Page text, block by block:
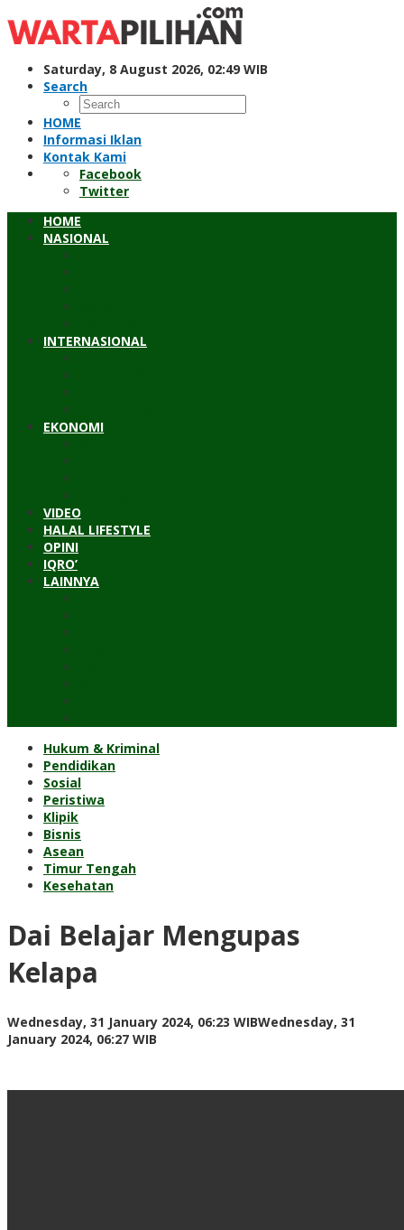
to
content
Saturday, 8 August 2026, 02:49 WIB
Search
HOME
Informasi Iklan
Kontak Kami
Facebook
Twitter
HOME
NASIONAL
INTERNASIONAL
EKONOMI
VIDEO
HALAL LIFESTYLE
OPINI
IQRO’
LAINNYA
Hukum & Kriminal
Pendidikan
Sosial
Peristiwa
Klipik
Bisnis
Asean
Timur Tengah
Kesehatan
Dai Belajar Mengupas
Kelapa
Wednesday, 31 January 2024, 06:23 WIBWednesday, 31
January 2024, 06:27 WIB